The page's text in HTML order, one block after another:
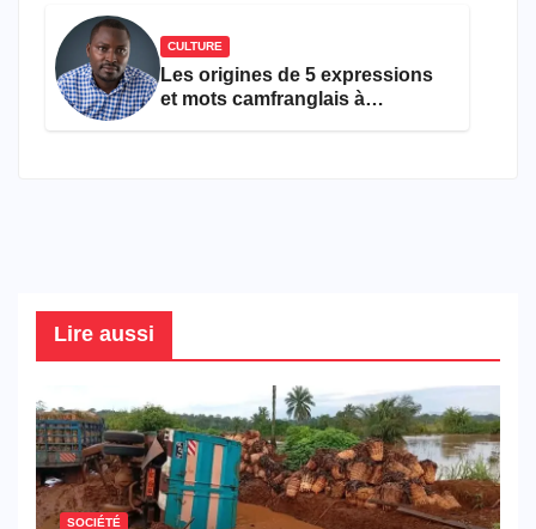
CULTURE
Les origines de 5 expressions
et mots camfranglais à
Lire aussi
SOCIÉTÉ